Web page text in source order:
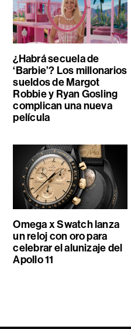
¿Habrá secuela de
‘Barbie’? Los millonarios
sueldos de Margot
Robbie y Ryan Gosling
complican una nueva
película
Omega x Swatch lanza
un reloj con oro para
celebrar el alunizaje del
Apollo 11